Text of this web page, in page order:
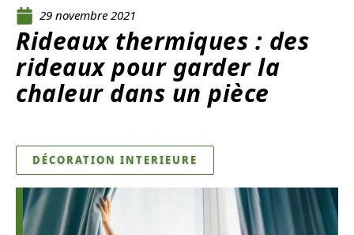
29 novembre 2021
Rideaux thermiques : des
rideaux pour garder la
chaleur dans un pièce
DÉCORATION INTERIEURE